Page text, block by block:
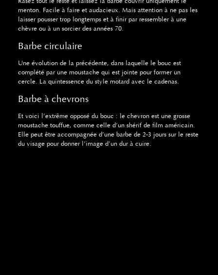
menton. Facile à faire et audacieux. Mais attention à ne pas les
laisser pousser trop longtemps et à finir par ressembler à une
chèvre ou à un sorcier des années 70.
Barbe circulaire
Une évolution de la précédente, dans laquelle le bouc est
complété par une moustache qui est jointe pour former un
cercle. La quintessence du style motard avec le cadenas.
Barbe à chevrons
Et voici l’extrême opposé du bouc : le chevron est une grosse
moustache touffue, comme celle d’un shérif de film américain.
Elle peut être accompagnée d’une barbe de 2-3 jours sur le reste
du visage pour donner l’image d’un dur à cuire.